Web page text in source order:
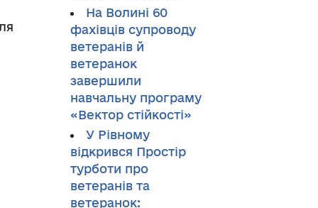
На Волині 60
фахівців супроводу
ветеранів й
ветеранок
завершили
навчальну програму
«Вектор стійкості»
У Рівному
відкрився Простір
турботи про
ветеранів та
ветеранок: